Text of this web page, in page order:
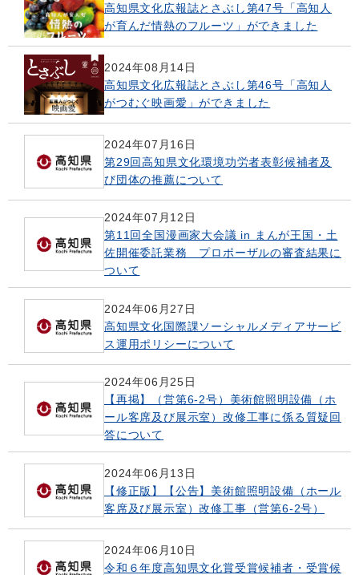
高知県文化広報誌とさぶし第47号「高知人
が育んだ情熱のフルーツ」ができました
2024年08月14日
高知県文化広報誌とさぶし第46号「高知人
がつむぐ映画愛」ができました
2024年07月16日
第29回高知県文化環境功労者表彰候補者及
び団体の推薦について
2024年07月12日
第11回全国漫画家大会議 in まんが王国・土
佐開催委託業務 プロポーザルの審査結果に
ついて
2024年06月27日
高知県文化国際課ソーシャルメディアサービ
ス運用ポリシーについて
2024年06月25日
【再掲】（営第6-2号）美術館照明設備（ホ
ール客席及び展示室）改修工事に係る質疑回
答について
2024年06月13日
【修正版】【公告】美術館照明設備（ホール
客席及び展示室）改修工事（営第6-2号）
2024年06月10日
令和６年度高知県文化賞受賞候補者・受賞候